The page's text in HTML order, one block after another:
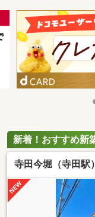
新着！おすすめ新
寺田今堀（寺田駅